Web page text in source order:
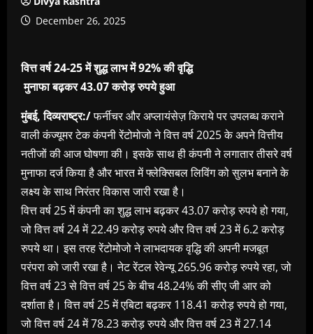
December 26, 2025
वित्त वर्ष 24-25 में शुद्ध लाभ में 92% की वृद्धि
मुनाफा बढ़कर 43.07 करोड़ रुपये हुआ
मुंबई, दिव्यराष्ट्र:/फर्नीचर और अप्लायंसेज़ किराये पर उपलब्ध कराने
वाली कंज्यूमर टेक कंपनी रेंटोमोजो ने वित्त वर्ष 2025 के अपने वित्तीय
नतीजों की आज घोषणा की। इसके साथ ही कंपनी ने लगातार तीसरे वर्ष
मुनाफा दर्ज किया है और भारत में फ्लेक्सिबल लिविंग को सुलभ बनाने के
लक्ष्य के साथ निरंतर विकास जारी रखा है।
वित्त वर्ष 25 में कंपनी का शुद्ध लाभ बढ़कर 43.07 करोड़ रुपये हो गया,
जो वित्त वर्ष 24 में 22.49 करोड़ रुपये और वित्त वर्ष 23 में 6.2 करोड़
रुपये था। इस तरह रेंटोमोजो ने लाभदायक वृद्धि की अपनी मजबूत
परंपरा को जारी रखा है। नेट रेंटल रेवेन्यू 265.96 करोड़ रुपये रहा, जो
वित्त वर्ष 23 से वित्त वर्ष 25 के बीच 48.24% की सीए जी आर को
दर्शाता है। वित्त वर्ष 25 में एबिटा बढ़कर 118.41 करोड़ रुपये हो गया,
जो वित्त वर्ष 24 में 78.23 करोड़ रुपये और वित्त वर्ष 23 में 27.14